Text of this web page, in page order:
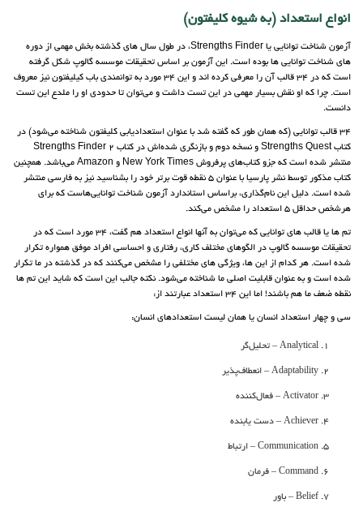
انواع استعداد (به شیوه کلیفتون)
آزمون شناخت توانایی یا Strengths Finder، در طول سال های گذشته بخش مهمی از دوره
های شناخت توانایی ها بوده است. این آزمون بر اساس تحقیقات موسسه گالوپ شکل گرفته
است که در 34 قالب آن را معرفی کرده اند و این 34 مورد به توانمندی باب کیلیفتون نیز معروف
است. چرا که او نقش بسیار مهمی در این تست داشت و می‌توان تا حدودی او را ملدع این تست
دانست.
34 قالب توانایی (که همان طور که گفته شد با عنوان استعدادیابی کلیفتون شناخته می‌شود) در
کتاب Strengths Quest و نسخه دوم و بازنگری شده‌اش در کتاب Strengths Finder 2
منتشر شده است که جزو کتاب‌های پرفروش New York Times و Amazon می‌باشد. همچنین
کتاب مذکور توسط نشر پارسیا با عنوان 5 نقطه قوت برتر خود را بشناسید نیز به فارسی منتشر
شده است. دلیل این نام‌گذاری، براساس استاندارد آزمون شناخت توانایی‌هاست که برای
هرشخص حداقل 5 استعداد را مشخص می‌کند.
تم ها یا قالب های توانایی که می‌توان به آنها انواع استعداد هم گفت، 34 مورد است که در
تحقیقات موسسه گالوپ در الگوهای مختلف کاری، رفتاری و احساسی افراد موفق همواره تکرار
شده است. هر کدام از این ها، ویژگی های مختلفی را مشخص می‌کنند که در گذشته در ما تکرار
شده است و به عنوان قابلیت اصلی ما شناخته می‌شود. نکته جالب این است که شاید این تم ها
نقطه ضعف ما هم باشند! اما این 34 استعداد عبارتند از:
سی و چهار استعداد انسان یا همان لیست استعدادهای انسان:
Analytical – تحلیل‌گر
Adaptability – انعطاف‌پذیر
Activator – فعال‌کننده
Achiever – دست یابنده
Communication – ارتباط
Command – فرمان
Belief – باور